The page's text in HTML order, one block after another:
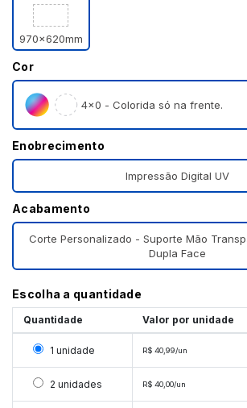
970x620mm
Cor
4×0 - Colorida só na frente.
Enobrecimento
Impressão Digital UV
Acabamento
Corte Personalizado - Suporte Mão
Dupla Face
Escolha a quantidade
Quantidade Valor por unidade
Selecionar 1 unidade
1 unidade R$ 40,99/un
Selecionar 2 unidades
2 unidades R$ 40,00/un